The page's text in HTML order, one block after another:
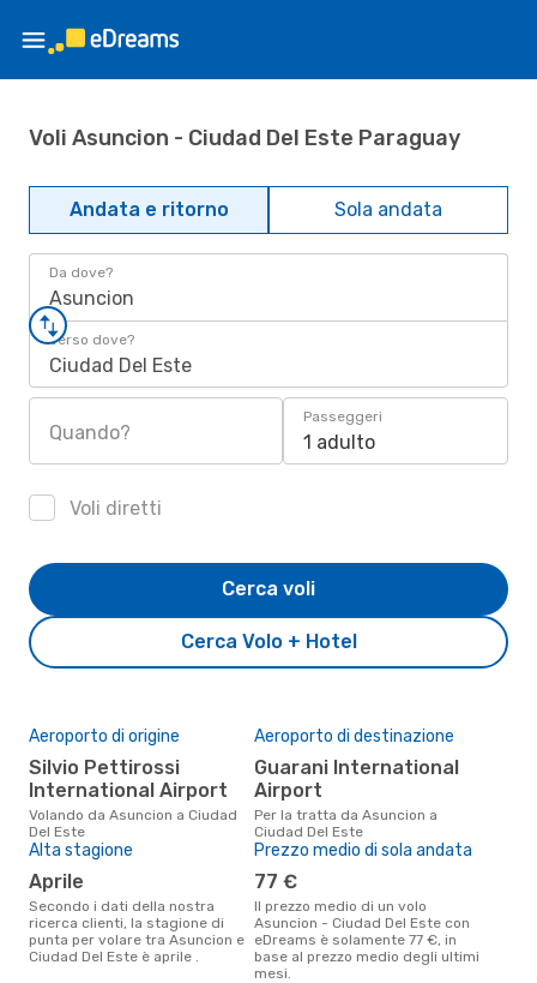
Voli Asuncion - Ciudad Del Este Paraguay
Andata e ritorno Sola andata
Da dove?
Asuncion
Verso dove?
Ciudad Del Este
Quando?
Passeggeri
1 adulto
Voli diretti
Cerca Volo + Hotel
Cerca voli
Aeroporto di origine
Silvio Pettirossi
International Airport
Volando da Asuncion a Ciudad
Del Este
Aeroporto di destinazione
Guarani International
Airport
Per la tratta da Asuncion a
Ciudad Del Este
Alta stagione
aprile
Secondo i dati della nostra
ricerca clienti, la stagione di
punta per volare tra Asuncion e
Ciudad Del Este è aprile .
Prezzo medio di sola andata
77 €
Il prezzo medio di un volo
Asuncion - Ciudad Del Este con
eDreams è solamente 77 €, in
base al prezzo medio degli ultimi
mesi.